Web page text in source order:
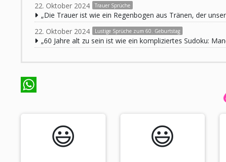
22. Oktober 2024
Trauer Sprüche
„Die Trauer ist wie ein Regenbogen aus Tränen, der
22. Oktober 2024
Lustige Sprüche zum 60. Geburtstag
„60 Jahre alt zu sein ist wie ein kompliziertes Sudoku:
😃️ 😃️